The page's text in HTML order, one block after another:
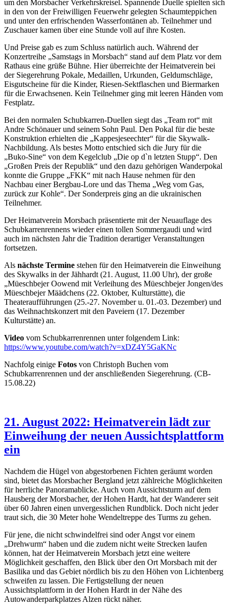
um den Morsbacher Verkehrskreisel. Spannende Duelle spielten sich
in den von der Freiwilligen Feuerwehr gelegten Schaumteppichen
und unter den erfrischenden Wasserfontänen ab. Teilnehmer und
Zuschauer kamen über eine Stunde voll auf ihre Kosten.
Und Preise gab es zum Schluss natürlich auch. Während der
Konzertreihe „Samstags in Morsbach“ stand auf dem Platz vor dem
Rathaus eine grüße Bühne. Hier überreichte der Heimatverein bei
der Siegerehrung Pokale, Medaillen, Urkunden, Geldumschläge,
Eisgutscheine für die Kinder, Riesen-Sektflaschen und Biermarken
für die Erwachsenen. Kein Teilnehmer ging mit leeren Händen vom
Festplatz.
Bei den normalen Schubkarren-Duellen siegt das „Team rot“ mit
Andre Schönauer und seinem Sohn Paul. Den Pokal für die beste
Konstruktion erhielten die „Kappesjeseechter“ für die Skywalk-
Nachbildung. Als bestes Motto entschied sich die Jury für die
„Buko-Sine“ von dem Kegelclub „Die op d`n letzten Stupp“. Den
„Großen Preis der Republik“ und den dazu gehörigen Wanderpokal
konnte die Gruppe „FKK“ mit nach Hause nehmen für den
Nachbau einer Bergbau-Lore und das Thema „Weg vom Gas,
zurück zur Kohle“. Der Sonderpreis ging an die ukrainischen
Teilnehmer.
Der Heimatverein Morsbach präsentierte mit der Neuauflage des
Schubkarrenrennens wieder einen tollen Sommergaudi und wird
auch im nächsten Jahr die Tradition derartiger Veranstaltungen
fortsetzen.
Als nächste Termine stehen für den Heimatverein die Einweihung
des Skywalks in der Jähhardt (21. August, 11.00 Uhr), der große
„Müeschbejer Oowend mit Verleihung des Müeschbejer Jongen/des
Müeschbejer Määdchens (22. Oktober, Kulturstätte), die
Theateraufführungen (25.-27. November u. 01.-03. Dezember) und
das Weihnachtskonzert mit den Paveiern (17. Dezember
Kulturstätte) an.
Video vom Schubkarrenrennen unter folgendem Link:
https://www.youtube.com/watch?v=xDZ4Y5GaKNc
Nachfolg einige Fotos von Christoph Buchen vom
Schubkarrenrennen und der anschließenden Siegerehrung. (CB-
15.08.22)
21. August 2022: Heimatverein lädt zur
Einweihung der neuen Aussichtsplattform
ein
Nachdem die Hügel von abgestorbenen Fichten geräumt worden
sind, bietet das Morsbacher Bergland jetzt zählreiche Möglichkeiten
für herrliche Panoramablicke. Auch vom Aussichtsturm auf dem
Hausberg der Morsbacher, der Hohen Hardt, hat der Wanderer seit
über 60 Jahren einen unvergesslichen Rundblick. Doch nicht jeder
traut sich, die 30 Meter hohe Wendeltreppe des Turms zu gehen.
Für jene, die nicht schwindelfrei sind oder Angst vor einem
„Drehwurm“ haben und die zudem nicht weite Strecken laufen
können, hat der Heimatverein Morsbach jetzt eine weitere
Möglichkeit geschaffen, den Blick über den Ort Morsbach mit der
Basilika und das Gebiet nördlich bis zu den Höhen von Lichtenberg
schweifen zu lassen. Die Fertigstellung der neuen
Aussichtsplattform in der Hohen Hardt in der Nähe des
Autowanderparkplatzes Alzen rückt näher.